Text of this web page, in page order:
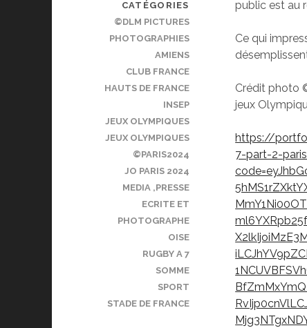
public est au
Ce qui
Crédit photo
jeux
https://
7-part-2-
CATÉGORIES
©DLM PICTURES
PHOTOGRAPHIES
AMIENS
CLUB FRANCE
HAUTS DE FRANCE
INSEP
JEUX OLYMPIQUES
JEUX OLYMPIQUES
©PARIS2024
JO PARIS 2024
MEDIA ,PRESSE
ECRITE ET
PHOTOGRAPHE
OISE
RUGBY A 7
SOMME
SPORT
STADE DE FRANCE